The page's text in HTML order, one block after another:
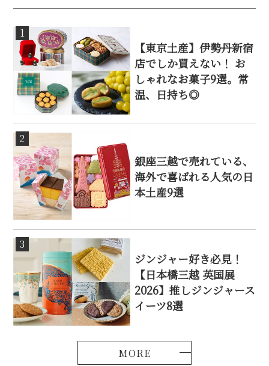
1
【東京土産】伊勢丹新宿
店でしか買えない！ お
しゃれなお菓子9選。常
温、日持ち◎
2
銀座三越で売れている、
海外で喜ばれる人気の日
本土産9選
3
ジンジャー好き必見！
【日本橋三越 英国展
2026】推しジンジャース
イーツ8選